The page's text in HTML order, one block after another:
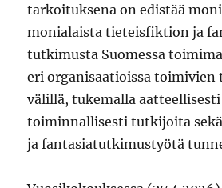
tarkoituksena on edistää
monialaista tieteisfiktion ja
tutkimusta Suomessa
eri organisaatioissa toimivien
välillä, tukemalla aatteellisesti
toiminnallisesti tutkijoita
ja fantasiatutkimustyötä